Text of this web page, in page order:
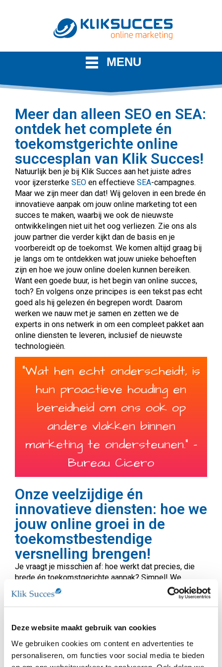
Deze website maakt gebruik van cookies
We gebruiken cookies om content en advertenties te
personaliseren, om functies voor social media te bieden
MENU
Meer dan alleen SEO en SEA:
ontdek het complete én
toekomstgerichte online
succesplan van Klik Succes!
Natuurlijk ben je bij Klik Succes aan het juiste adres
voor ijzersterke SEO en effectieve SEA-campagnes.
Maar we zijn meer dan dat! Wij geloven in een brede én
innovatieve aanpak om jouw online marketing tot een
succes te maken, waarbij we ook de nieuwste
ontwikkelingen niet uit het oog verliezen. Zie ons als
jouw partner die verder kijkt dan de basis en je
voorbereidt op de toekomst. We komen altijd graag bij
je langs om te ontdekken wat jouw unieke behoeften
zijn en hoe we jouw online doelen kunnen bereiken.
Want een goede buur, is het begin van online succes,
toch? En volgens onze principes is een tekst pas echt
goed als hij gelezen én begrepen wordt. Daarom
werken we nauw met je samen en zetten we de
experts in ons netwerk in om een compleet pakket aan
online diensten te leveren, inclusief de nieuwste
technologieën.
"Wat hen echt onderscheidt, is
hun proactieve houding en
bereidheid om ons ook op
andere vlakken binnen
marketing te ondersteunen." -
Bureau Cicero
Onze veelzijdige én
innovatieve diensten: hoe we
jouw online groei in de
toekomstbestendige
versnelling brengen!
Je vraagt je misschien af: hoe werkt dat precies, die
brede én toekomstgerichte aanpak? Simpel! We
beginnen met een helder beeld van jouw online
ambities en je doelgroep. Wat wil je bereiken? Hoe ziet
je ideale klant eruit? Vervolgens duiken we in de data.
kanalen? Is je website gebruiksvriendelijk en makkelijk
te vinden, ook via spraak? We analyseren je website tot
in detail met tools als Google Analytics. We kijken naar
waar je bezoekers vandaan komen, wat ze doen op je